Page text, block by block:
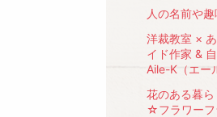
人の名前や
洋裁教室 ×
イド作家 &
Aile-K（エー
花のある暮ら
☆フラワーフ